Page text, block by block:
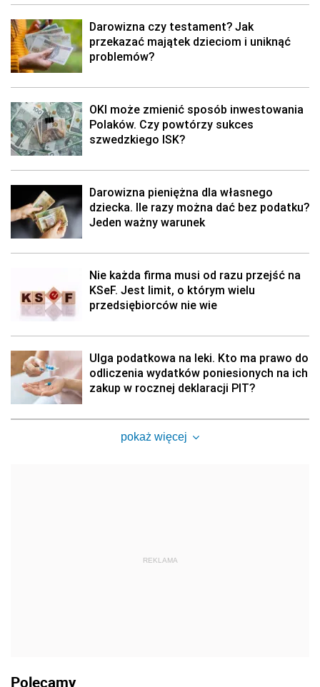
Darowizna czy testament? Jak
przekazać majątek dzieciom i uniknąć
problemów?
OKI może zmienić sposób inwestowania
Polaków. Czy powtórzy sukces
szwedzkiego ISK?
Darowizna pieniężna dla własnego
dziecka. Ile razy można dać bez podatku?
Jeden ważny warunek
Nie każda firma musi od razu przejść na
KSeF. Jest limit, o którym wielu
przedsiębiorców nie wie
Ulga podatkowa na leki. Kto ma prawo do
odliczenia wydatków poniesionych na ich
zakup w rocznej deklaracji PIT?
pokaż więcej
REKLAMA
Polecamy